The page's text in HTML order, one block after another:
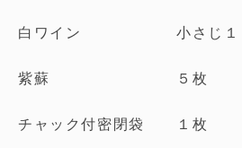
白ワイン 小さじ１
紫蘇 ５枚
チャック付密閉袋 １枚